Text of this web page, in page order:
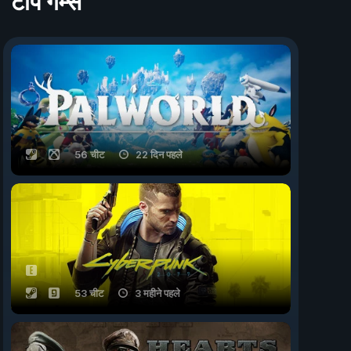
56 चीट 22 दिन पहले
53 चीट 3 महीने पहले